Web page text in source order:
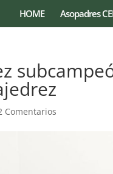
HOME Asopadres
Comentarios